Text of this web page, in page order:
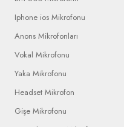
Iphone ios Mikrofonu
Anons Mikrofonları
Vokal Mikrofonu
Yaka Mikrofonu
Headset Mikrofon
Gişe Mikrofonu